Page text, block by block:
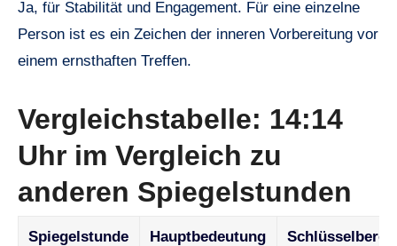
Ja, für Stabilität und Engagement. Für eine einzelne
Person ist es ein Zeichen der inneren Vorbereitung vor
einem ernsthaften Treffen.
Vergleichstabelle: 14:14
Uhr im Vergleich zu
anderen Spiegelstunden
Spiegelstunde Hauptbedeutung